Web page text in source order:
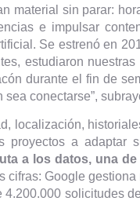
material sin parar:
e impulsar
Se estrenó en
estudiaron
durante el fin de
conectarse”,
localización,
a adaptar
a los datos, una
cifras: Google
solicitudes